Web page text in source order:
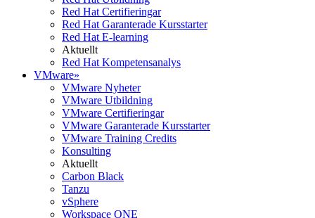
Red Hat Certifieringar
Red Hat Garanterade Kursstarter
Red Hat E-learning
Aktuellt
Red Hat Kompetensanalys
VMware»
VMware Nyheter
VMware Utbildning
VMware Certifieringar
VMware Garanterade Kursstarter
VMware Training Credits
Konsulting
Aktuellt
Carbon Black
Tanzu
vSphere
Workspace ONE